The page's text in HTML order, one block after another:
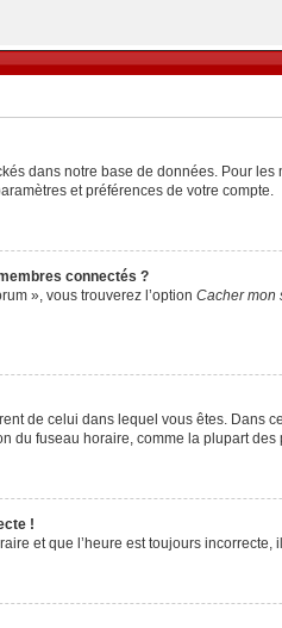
dans notre base de données. Pour les
et préférences de votre compte.
connectés ?
», vous trouverez l’option Cacher mon
de celui dans lequel vous êtes. Dans
du fuseau horaire, comme la plupart
!
et que l’heure est toujours